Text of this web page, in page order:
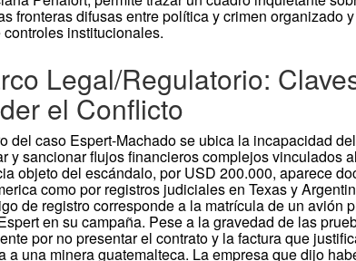
fronteras difusas entre política y crimen organizado
institucionales.
Legal/Regulatorio:
el Conflicto
del caso Espert-Machado se ubica la incapacidad
y sancionar flujos financieros complejos vinculados
objeto del escándalo, por USD 200.000, aparece
como por registros judiciales en Texas y
de registro corresponde a la matrícula de un avión
en su campaña. Pese a la gravedad de las
por no presentar el contrato y la factura que
a una minera guatemalteca. La empresa que dijo